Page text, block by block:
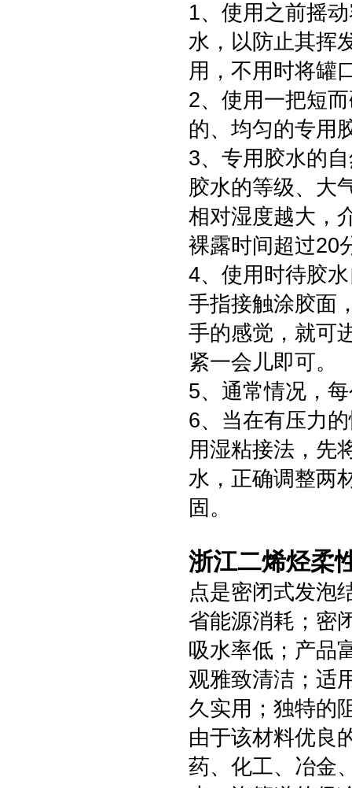
1、使用之前摇
水，以防止其挥
用，不用时将罐
2、使用一把短
的、均匀的专用
3、专用胶水的
胶水的等级、大
相对湿度越大，
裸露时间超过20
4、使用时待胶
手指接触涂胶面
手的感觉，就可
紧一会儿即可。
5、通常情况，
6、当在有压力
用湿粘接法，先
水，正确调整两
固。
浙江二烯烃柔
点是密闭式发泡
省能源消耗；密
吸水率低；产品
观雅致清洁；适
久实用；独特的
由于该材料优良
药、化工、冶金